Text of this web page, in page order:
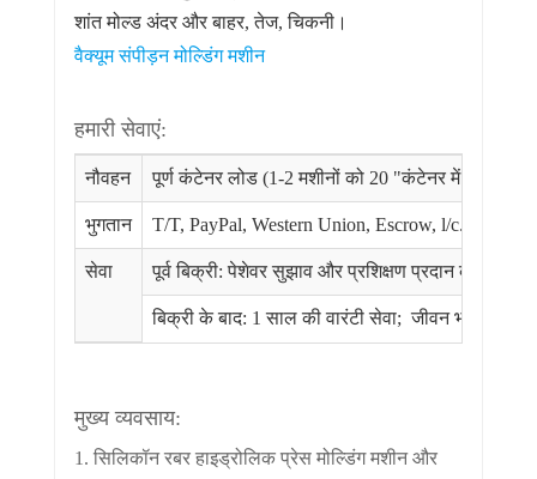
शांत मोल्ड अंदर और बाहर, तेज, चिकनी।
वैक्यूम संपीड़न मोल्डिंग मशीन
हमारी सेवाएं:
नौवहन पूर्ण कंटेनर लोड (1-2 मशीनों को 20 "कंटेनर में लोड
भुगतान T/T, PayPal, Western Union, Escrow, l/c. आदि।
सेवा पूर्व बिक्री: पेशेवर सुझाव और प्रशिक्षण प्रदान करें,
बिक्री के बाद: 1 साल की वारंटी सेवा; जीवन भर
मुख्य व्यवसाय:
1. सिलिकॉन रबर हाइड्रोलिक प्रेस मोल्डिंग मशीन और